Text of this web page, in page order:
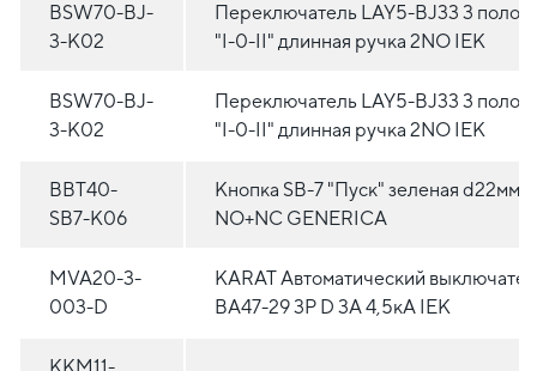
BSW70-BJ-
3-K02
Переключатель LAY5-BJ33 3
"I-0-II" длинная ручка 2NO IEK
BSW70-BJ-
3-K02
Переключатель LAY5-BJ33 3
"I-0-II" длинная ручка 2NO IEK
BBT40-
SB7-K06
Кнопка SВ-7 "Пуск" зеленая
NO+NC GENERICA
MVA20-3-
003-D
KARAT Автоматический
ВА47-29 3P D 3А 4,5кА IEK